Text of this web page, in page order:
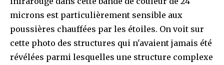
microns est particulièrement sensible aux
poussières chauffées par les étoiles. On voit sur
cette photo des structures qui n'avaient jamais été
révélées parmi lesquelles une structure complexe